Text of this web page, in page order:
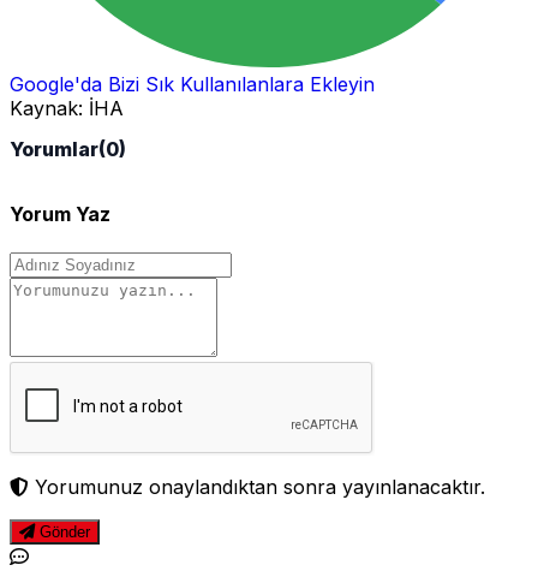
Google'da Bizi Sık Kullanılanlara Ekleyin
Kaynak: İHA
Yorumlar(0)
Yorum Yaz
Yorumunuz onaylandıktan sonra yayınlanacaktır.
Gönder